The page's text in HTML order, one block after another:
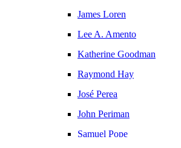
James Loren
Lee A. Amento
Katherine Goodman
Raymond Hay
José Perea
John Periman
Samuel Pope